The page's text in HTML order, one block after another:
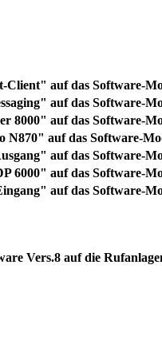
Client" auf das Software-
auf das Software-
8000" auf das Software-
N870" auf das Software-
auf das Software-
6000" auf das Software-
auf das Software-
Vers.8 auf die